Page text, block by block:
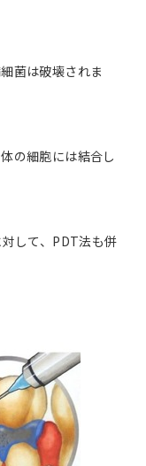
菌は破壊されま
の細胞には結合し
して、PDT法も併